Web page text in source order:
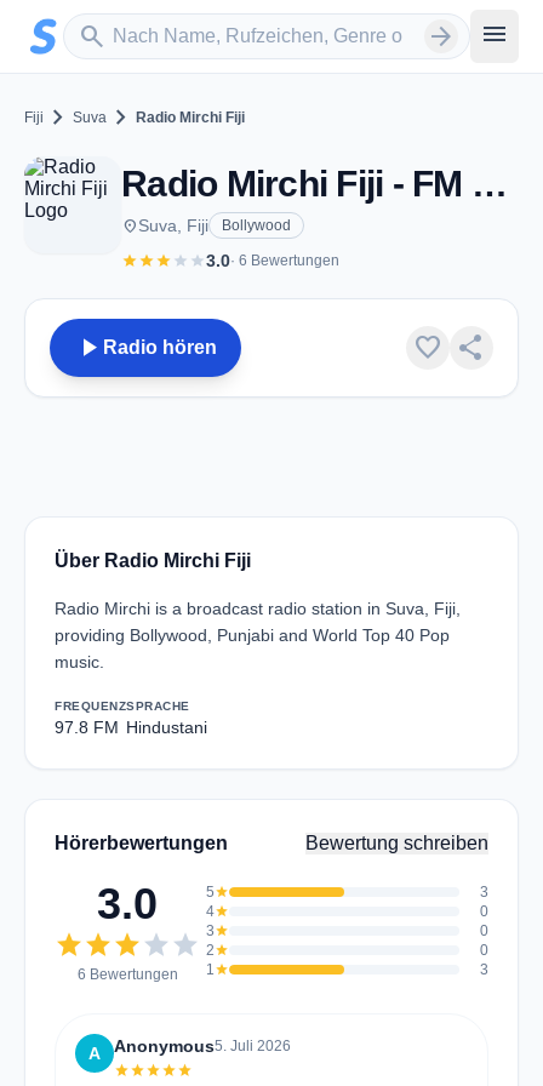
Zum Hauptinhalt springen
search
Sender suchen arrow_forward menu
Fiji chevron_right Suva chevron_right Radio Mirchi Fiji
Radio Mirchi Fiji - FM 97.8 - Suva
placeSuva, Fiji Bollywood
starstarstarstar star3.0· 6 Bewertungen
play_arrow Radio hören favorite share
Über Radio Mirchi Fiji
Radio Mirchi is a broadcast radio station in Suva, Fiji,
providing Bollywood, Punjabi and World Top 40 Pop
music.
FREQUENZ
97.8 FM
SPRACHE
Hindustani
Hörerbewertungen Bewertung schreiben
3.0
starstarstarstar star
6 Bewertungen
5star
3
4star
0
3star
0
2star
0
1star 3
A Anonymous5. Juli 2026
starstarstarstarstar